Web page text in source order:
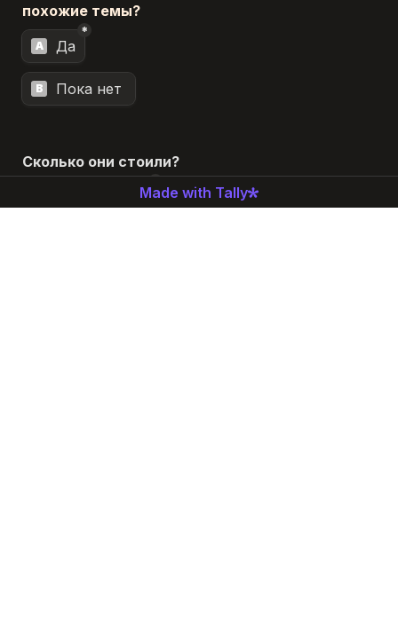
похожие темы?
Untitled multiple choice field
A Да
*
B
Сколько они стоили?
Untitled multiple choice field
10 - 15 тысячMade with Tally